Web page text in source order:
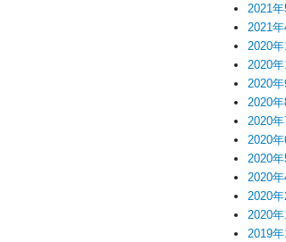
2021年
2021年
2020年
2020年
2020年
2020年
2020年
2020年
2020年
2020年
2020年
2020年
2019年